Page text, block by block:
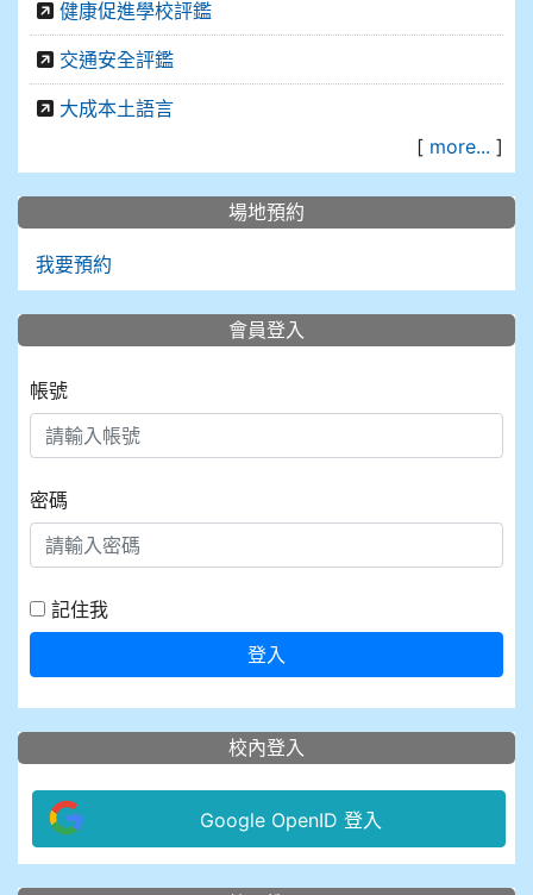
健康促進學校評鑑
交通安全評鑑
大成本土語言
[ more... ]
場地預約
我要預約
會員登入
帳號
密碼
記住我
登入
校內登入
Google OpenID 登入